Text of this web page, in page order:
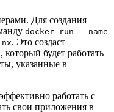
Для создания
docker run --name
. Это создаст
, который будет работать
указанные в
работать с
свои приложения в